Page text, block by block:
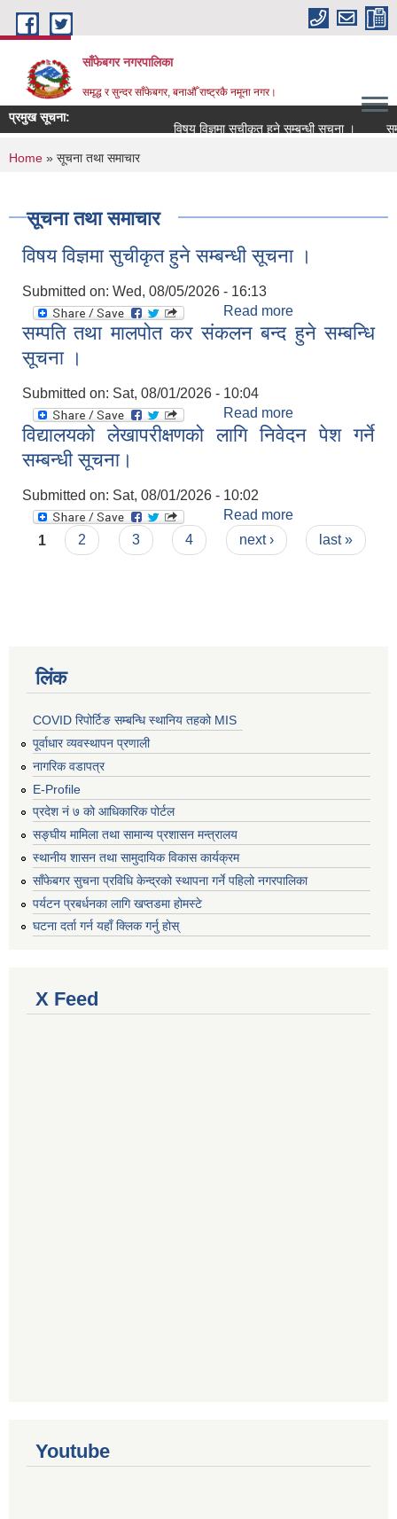
Skip to main content
साँफेबगर नगरपालिका
समृद्ध र सुन्दर साँफेबगर, बनाऔँ राष्ट्रकै नमूना नगर।
प्रमुख सूचना:
विषय विज्ञमा सुचीकृत हुने सम्बन्धी सूचना ।
You are here
Home » सूचना तथा समाचार
सूचना तथा समाचार
विषय विज्ञमा सुचीकृत हुने सम्बन्धी सूचना ।
Submitted on: Wed, 08/05/2026 - 16:13
Read more
सुचीकृत हुने सम्बन्धी
सूचना ।
सम्पति तथा मालपोत कर संकलन बन्द हुने सम्बन्धि
सूचना ।
Submitted on: Sat, 08/01/2026 - 10:04
Read more
मालपोत कर संकलन
विद्यालयको लेखापरीक्षणको लागि निवेदन पेश गर्ने
सम्बन्धी सूचना।
Submitted on: Sat, 08/01/2026 - 10:02
Read more
लेखापरीक्षणको लागि
निवेदन पेश गर्ने
Pages
1 2 3 4 next › last »
लिंक
COVID रिपोर्टिङ सम्बन्धि स्थानिय तहको MIS
पूर्वाधार व्यवस्थापन प्रणाली
नागरिक वडापत्र
E-Profile
प्रदेश नं ७ को आधिकारिक पोर्टल
सङ्घीय मामिला तथा सामान्य प्रशासन मन्त्रालय
स्थानीय शासन तथा सामुदायिक विकास कार्यक्रम
साँफेबगर सुचना प्रविधि केन्द्रको स्थापना गर्ने पहिलो नगरपालिका
पर्यटन प्रबर्धनका लागि खप्तडमा होमस्टे
घटना दर्ता गर्न यहाँ क्लिक गर्नु होस्
X Feed
Youtube